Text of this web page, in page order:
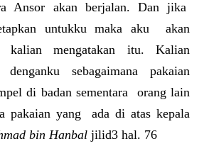
Ansor akan berjalan. Dan jika
untukku maka aku akan
kalian mengatakan itu. Kalian
sebagaimana pakaian
di badan sementara orang lain
pakaian yang ada di atas kepala
bin Hanbal jilid3 hal. 76